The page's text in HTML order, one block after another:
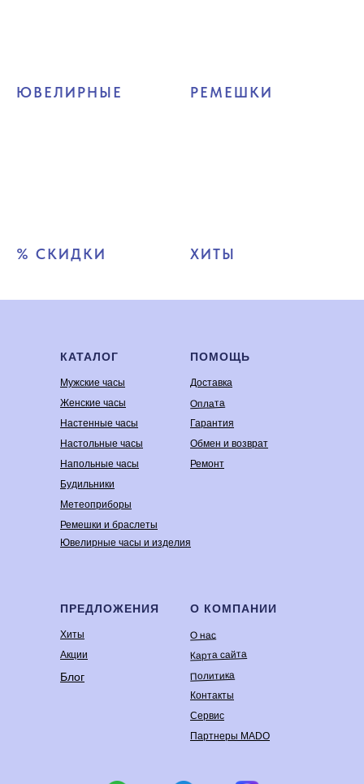
ЮВЕЛИРНЫЕ РЕМЕШКИ
% СКИДКИ ХИТЫ
КАТАЛОГ
Мужские часы
Женские часы
Настенные часы
Настольные часы
Напольные часы
Будильники
Метеоприборы
Ремешки и браслеты
Ювелирные часы и изделия
ПРЕДЛОЖЕНИЯ
Хиты
Акции
Блог
ПОМОЩЬ
Доставка
Оплата
Гарантия
Обмен и возврат
Ремонт
О КОМПАНИИ
О нас
Карта сайта
Политика
Контакты
Сервис
Партнеры MADO